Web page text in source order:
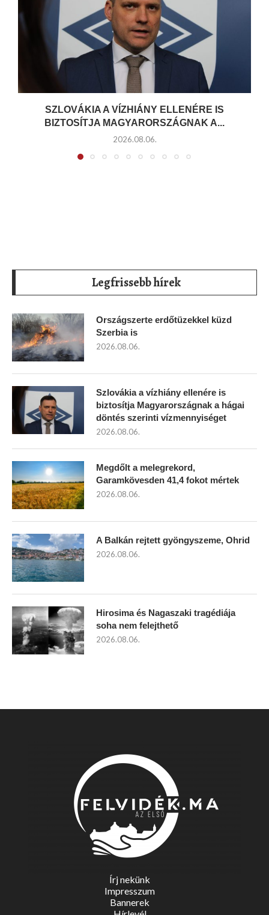
SZLOVÁKIA A VÍZHIÁNY ELLENÉRE IS
BIZTOSÍTJA MAGYARORSZÁGNAK A...
2026.08.06.
Legfrissebb hírek
Országszerte erdőtüzekkel küzd
Szerbia is
2026.08.06.
Szlovákia a vízhiány ellenére is
biztosítja Magyarországnak a hágai
döntés szerinti vízmennyiséget
2026.08.06.
Megdőlt a melegrekord,
Garamkövesden 41,4 fokot mértek
2026.08.06.
A Balkán rejtett gyöngyszeme, Ohrid
2026.08.06.
Hirosima és Nagaszaki tragédiája
soha nem felejthető
2026.08.06.
Írj nekünk
Impresszum
Bannerek